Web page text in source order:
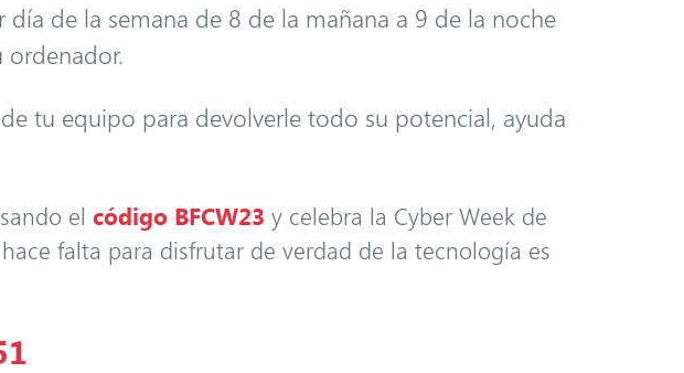
de la semana de 8 de la mañana a 9 de la noche
ordenador.
tu equipo para devolverle todo su potencial, ayuda
el código BFCW23 y celebra la Cyber Week de
falta para disfrutar de verdad de la tecnología es